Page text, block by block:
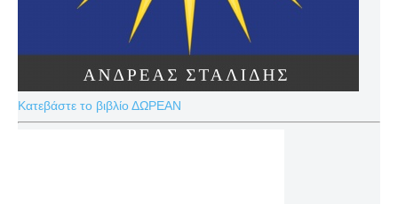
Κατεβάστε το βιβλίο ΔΩΡΕΑΝ